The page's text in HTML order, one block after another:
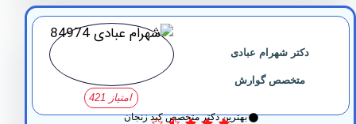
دکتر شهرام عبادی
متخصص گوارش
بهترین دکتر متخصص کبد زنجان